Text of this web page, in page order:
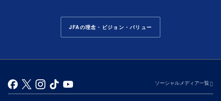
JFAの理念・ビジョン・バリュー
ソーシャルメディア一覧